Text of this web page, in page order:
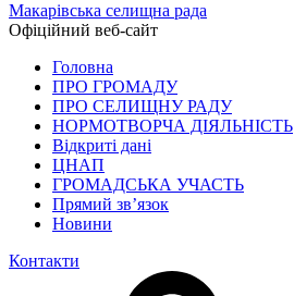
Макарівська селищна рада
Офіційний веб-сайт
Головна
ПРО ГРОМАДУ
ПРО СЕЛИЩНУ РАДУ
НОРМОТВОРЧА ДІЯЛЬНІСТЬ
Відкриті дані
ЦНАП
ГРОМАДСЬКА УЧАСТЬ
Прямий зв’язок
Новини
Контакти